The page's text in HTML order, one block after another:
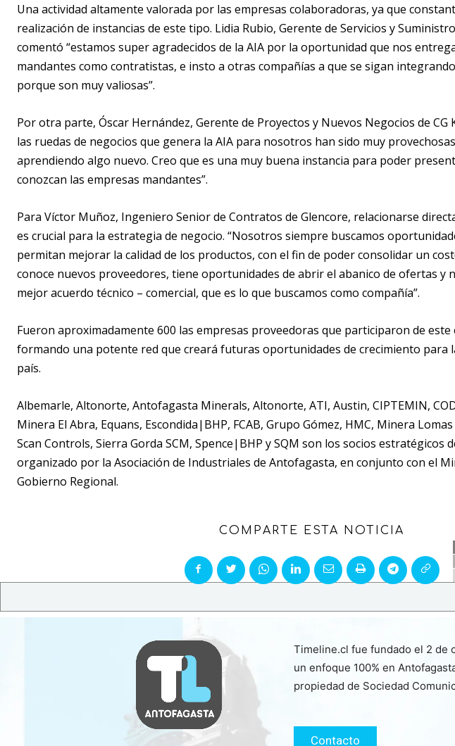
Una actividad altamente valorada por las empresas colaboradoras, ya que
realización de instancias de este tipo. Lidia Rubio, Gerente de Servicios y
comentó “estamos super agradecidos de la AIA por la oportunidad que nos
mandantes como contratistas, e insto a otras compañías a que se sigan
porque son muy valiosas”.
Por otra parte, Óscar Hernández, Gerente de Proyectos y Nuevos Negocios de CG
las ruedas de negocios que genera la AIA para nosotros han sido muy
aprendiendo algo nuevo. Creo que es una muy buena instancia para poder
conozcan las empresas mandantes”.
Para Víctor Muñoz, Ingeniero Senior de Contratos de Glencore, relacionarse
es crucial para la estrategia de negocio. “Nosotros siempre buscamos
permitan mejorar la calidad de los productos, con el fin de poder consolidar un
conoce nuevos proveedores, tiene oportunidades de abrir el abanico de ofertas y
mejor acuerdo técnico – comercial, que es lo que buscamos como compañía”.
Fueron aproximadamente 600 las empresas proveedoras que participaron de
formando una potente red que creará futuras oportunidades de crecimiento para
país.
Albemarle, Altonorte, Antofagasta Minerals, Altonorte, ATI, Austin, CIPTEMIN,
Minera El Abra, Equans, Escondida|BHP, FCAB, Grupo Gómez, HMC, Minera
Scan Controls, Sierra Gorda SCM, Spence|BHP y SQM son los socios estratégicos
organizado por la Asociación de Industriales de Antofagasta, en conjunto con el
Gobierno Regional.
COMPARTE ESTA NOTICIA
Timeline.cl fue fundado el 2 de
un enfoque 100% en
propiedad de Sociedad
Contacto